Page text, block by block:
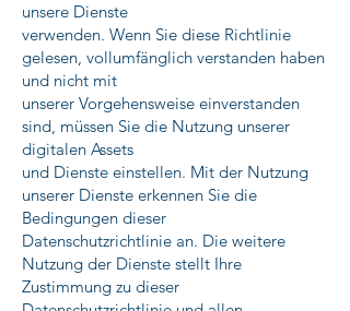
unsere Dienste
verwenden. Wenn Sie diese Richtlinie
gelesen, vollumfänglich verstanden haben
und nicht mit
unserer Vorgehensweise einverstanden
sind, müssen Sie die Nutzung unserer
digitalen Assets
und Dienste einstellen. Mit der Nutzung
unserer Dienste erkennen Sie die
Bedingungen dieser
Datenschutzrichtlinie an. Die weitere
Nutzung der Dienste stellt Ihre
Zustimmung zu dieser